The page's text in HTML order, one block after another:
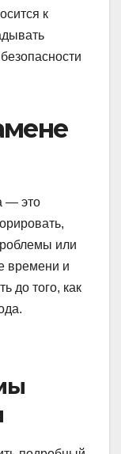
к
— это
или
времени и
до того, как